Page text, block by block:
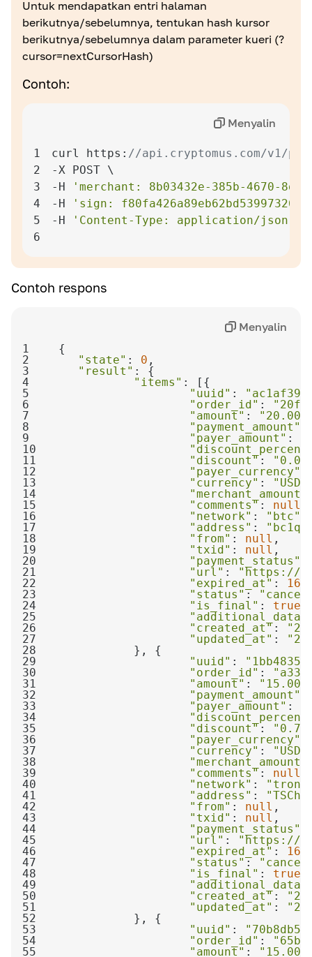
Definisi
Jumlah maksimum elemen per halaman
Untuk mendapatkan entri halaman
berikutnya/sebelumnya, tentukan hash kursor
berikutnya/sebelumnya dalam parameter kueri (?
cursor=nextCursorHash)
Contoh:
1 curl https: //api.cryptomus.com/v1/
2
3
-H
'merchant: 8b03432e-385b-4670-
4
-H
'sign:
5
-H 'Content-Type: application/json'
6
Menyalin
Contoh respons
1
2
"state" : 0
3
"result"
4
"items"
5
"uuid" :
6
"order_id" :
7
"amount" :
"20.00"
8
"payment_amount"
9
"payer_amount" :
10
11
"discount":
12
"payer_currency"
13
"currency" :
"USD"
14
"merchant_amount"
15
"comments": null
16
"network" : "btc"
17
"address" :
18
"from" : null
19
"txid" : null
20
"payment_status"
21
"url" :
"https://
22
"expired_at" :
23
"status":
24
"is_final" : true
25
"additional_data"
26
"created_at":
27
"updated_at" :
28
29
"uuid" :
30
"order_id" :
31
"amount" :
"15.00"
32
"payment_amount"
33
"payer_amount" :
34
35
"discount":
36
"payer_currency"
37
"currency" :
38
"merchant_amount"
39
"comments": null
40
"network" :
"tron"
41
"address" :
42
"from" : null
43
"txid" : null
44
"payment_status"
45
"url" :
"https://
46
"expired_at" :
47
"status":
48
"is_final" : true
49
"additional_data"
50
"created_at":
51
"updated_at" :
52
53
"uuid" :
54
"order_id" :
55
"amount" :
"15.00"
Menyalin